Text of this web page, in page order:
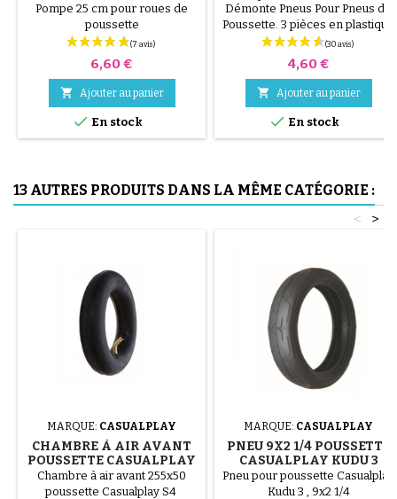
Pompe 25 cm pour roues de
poussette
Prix
6,60 €
 Ajouter au panier
 En stock
ALÉATOIRE 1 LOT DE 3
PIÈCES
Démonte Pneus Pour Pneus de
Poussette. 3 pièces en plastique
de haute qualité, couleur
aléatoire, noir, rouge, vert,
jaune et bleu ou 3 pièces en
acier ( gris ) Le montage du
uniquement à la main, cela évite
de percer la chambre à air.
Prix
4,60 €
 Ajouter au panier
 En stock
13 AUTRES PRODUITS DANS LA MÊME CATÉGORIE :
>
<
MARQUE: CASUALPLAY
CHAMBRE À AIR AVANT
POUSSETTE CASUALPLAY
S4
Chambre à air avant 255x50
poussette Casualplay S4
MARQUE: CASUALPLAY
PNEU 9X2 1/4 POUSSETTE
CASUALPLAY KUDU 3
Pneu pour poussette Casualplay
Kudu 3 , 9x2 1/4